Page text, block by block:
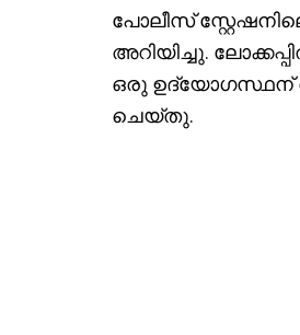
പോലീസ്
അറിയിച്ചു.
ഒരു ഉദ്യോഗസ്ഥന്
ചെയ്തു.